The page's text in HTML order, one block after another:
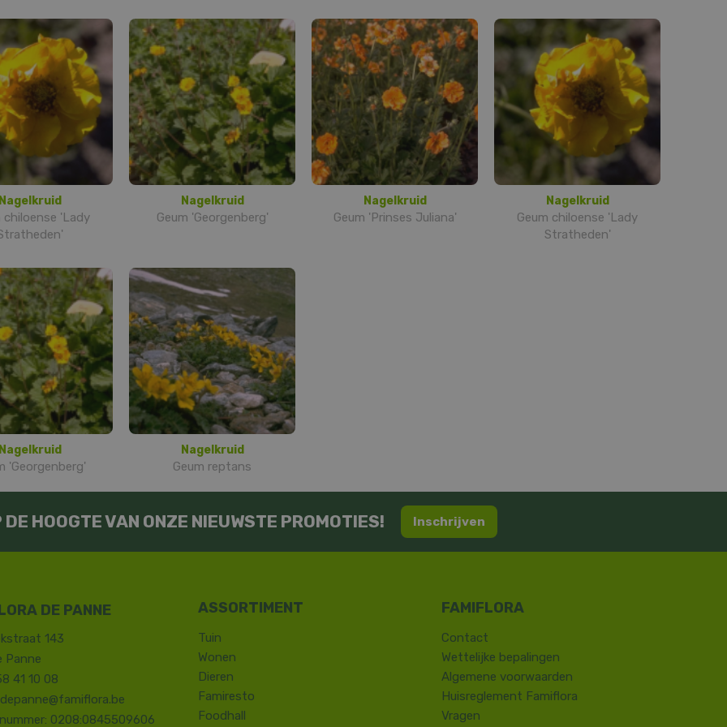
chiloense 'Lady
Nagelkruid
Geum 'Georgenberg'
Nagelkruid
Geum 'Prinses Juliana'
Nagelkruid
Geum chiloense 'Lady
Stratheden'
'Georgenberg'
Nagelkruid
Geum reptans
HOOGTE VAN ONZE NIEUWSTE PROMOTIES! Inschrijven
DE PANNE
143
Panne
41 10 08
0208:0845509606
Tuin
Wonen
Dieren
Famiresto
Foodhall
Contact
​Wettelijke bepalingen
Algemene voorwaarden
Huisreglement Famiflora
Vragen